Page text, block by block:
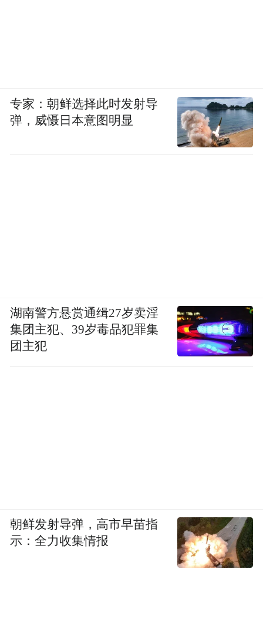
专家：朝鲜选择此时发射导
弹，威慑日本意图明显
湖南警方悬赏通缉27岁卖淫
集团主犯、39岁毒品犯罪集
团主犯
朝鲜发射导弹，高市早苗指
示：全力收集情报